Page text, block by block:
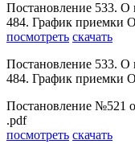
Постановление 533. О
484. График приемки
посмотреть скачать
Постановление 533. О
484. График приемки
Постановление №521
.pdf
посмотреть скачать